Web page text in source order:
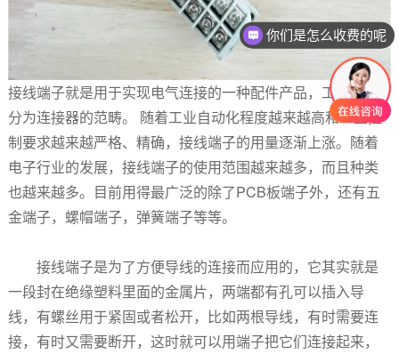
接线端子就是用于实现电气连接的一种配件产品，工业上划
分为连接器的范畴。 随着工业自动化程度越来越高和工业控
制要求越来越严格、精确，接线端子的用量逐渐上涨。随着
电子行业的发展，接线端子的使用范围越来越多，而且种类
也越来越多。目前用得最广泛的除了PCB板端子外，还有五
金端子， 螺帽端子， 弹簧端子等等。
接线端子是为了方便导线的连接而应用的，它其实就是
一段封在绝缘塑料里面的金属片，两端都有孔可以插入导
线，有螺丝用于紧固或者松开，比如两根导线，有时需要连
接，有时又需要断开，这时就可以用端子把它们连接起来，
你们是怎么收费的呢